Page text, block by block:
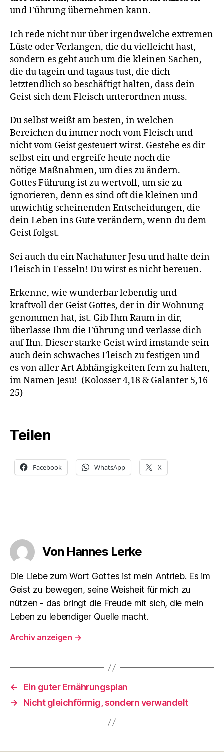
und Führung übernehmen kann.
Ich rede nicht nur über irgendwelche extremen
Lüste oder Verlangen, die du vielleicht hast,
sondern es geht auch um die kleinen Sachen,
die du tagein und tagaus tust, die dich
letztendlich so beschäftigt halten, dass dein
Geist sich dem Fleisch unterordnen muss.
Du selbst weißt am besten, in welchen
Bereichen du immer noch vom Fleisch und
nicht vom Geist gesteuert wirst. Gestehe es dir
selbst ein und ergreife heute noch die
nötige Maßnahmen, um dies zu ändern.
Gottes Führung ist zu wertvoll, um sie zu
ignorieren, denn es sind oft die kleinen und
unwichtig scheinenden Entscheidungen, die
dein Leben ins Gute verändern, wenn du dem
Geist folgst.
Sei auch du ein Nachahmer Jesu und halte dein
Fleisch in Fesseln! Du wirst es nicht bereuen.
Erkenne, wie wunderbar lebendig und
kraftvoll der Geist Gottes, der in dir Wohnung
genommen hat, ist. Gib Ihm Raum in dir,
überlasse Ihm die Führung und verlasse dich
auf Ihn. Dieser starke Geist wird imstande sein
auch dein schwaches Fleisch zu festigen und
es von aller Art Abhängigkeiten fern zu halten,
im Namen Jesu! (Kolosser 4,18 & Galanter 5,16-
25)
Teilen
Facebook WhatsApp X
Von Hannes Lerke
Die Liebe zum Wort Gottes ist mein Antrieb. Es im
Geist zu bewegen, seine Weisheit für mich zu
nützen - das bringt die Freude mit sich, die mein
Leben zu lebendiger Quelle macht.
Archiv anzeigen →
←
Ein guter Ernährungsplan
→
Nicht gleichförmig, sondern verwandelt